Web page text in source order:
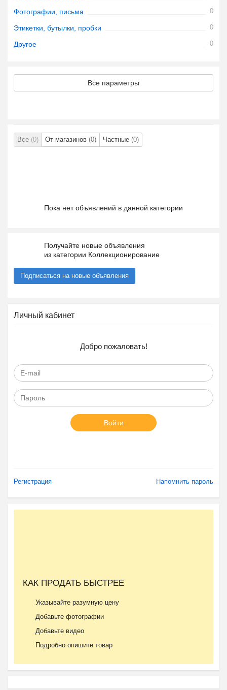
Фотографии, письма 0
Этикетки, бутылки, пробки 0
Другое 0
Все параметры
Все (0) От магазинов (0) Частные (0)
Пока нет объявлений в данной категории
Получайте новые объявления
из категории Коллекционирование
Подписаться на новые объявления
Личный кабинет
Добро пожаловать!
Войти
Регистрация Напомнить пароль
КАК ПРОДАТЬ БЫСТРЕЕ
Указывайте разумную цену
Добавьте фотографии
Добавьте видео
Подробно опишите товар